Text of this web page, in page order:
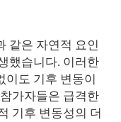
같은 자연적 요인
했습니다. 이러한
이도 기후 변동이
가자들은 급격한
기후 변동성의 더